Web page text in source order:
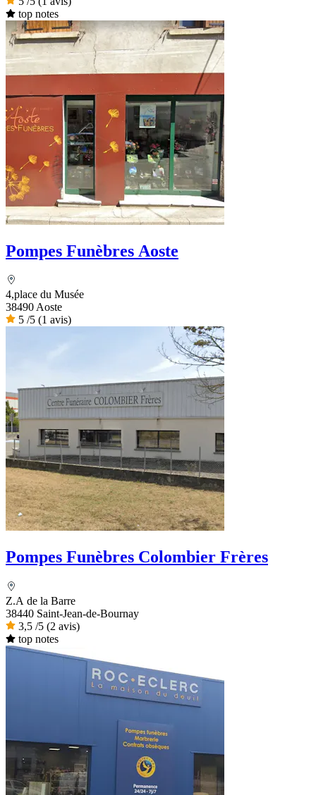
top notes
Pompes Funèbres Aoste
4,place du Musée
38490 Aoste
5 /5 (1 avis)
Pompes Funèbres Colombier Frères
Z.A de la Barre
38440 Saint-Jean-de-Bournay
3,5 /5 (2 avis)
top notes